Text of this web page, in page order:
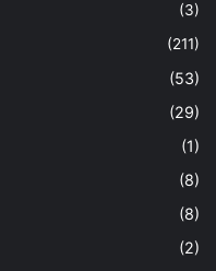
(3)
(211)
(53)
(29)
(1)
(8)
(8)
(2)